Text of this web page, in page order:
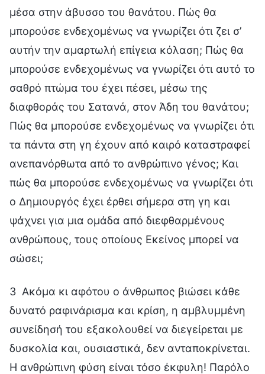
μέσα στην άβυσσο του θανάτου. Πώς θα
μπορούσε ενδεχομένως να γνωρίζει ότι ζει σ’
αυτήν την αμαρτωλή επίγεια κόλαση; Πώς θα
μπορούσε ενδεχομένως να γνωρίζει ότι αυτό το
σαθρό πτώμα του έχει πέσει, μέσω της
διαφθοράς του Σατανά, στον Άδη του θανάτου;
Πώς θα μπορούσε ενδεχομένως να γνωρίζει ότι
τα πάντα στη γη έχουν από καιρό καταστραφεί
ανεπανόρθωτα από το ανθρώπινο γένος; Και
πώς θα μπορούσε ενδεχομένως να γνωρίζει ότι
ο Δημιουργός έχει έρθει σήμερα στη γη και
ψάχνει για μια ομάδα από διεφθαρμένους
ανθρώπους, τους οποίους Εκείνος μπορεί να
σώσει;
3 Ακόμα κι αφότου ο άνθρωπος βιώσει κάθε
δυνατό ραφινάρισμα και κρίση, η αμβλυμμένη
συνείδησή του εξακολουθεί να διεγείρεται με
δυσκολία και, ουσιαστικά, δεν ανταποκρίνεται.
Η ανθρώπινη φύση είναι τόσο έκφυλη! Παρόλο